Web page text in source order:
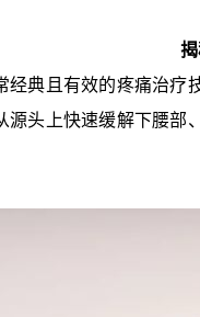
经典且有效的疼痛治疗
源头上快速缓解下腰部